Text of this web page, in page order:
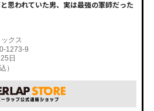
われていた男、実は最強の軍師だった
クス
1273-9
日
）